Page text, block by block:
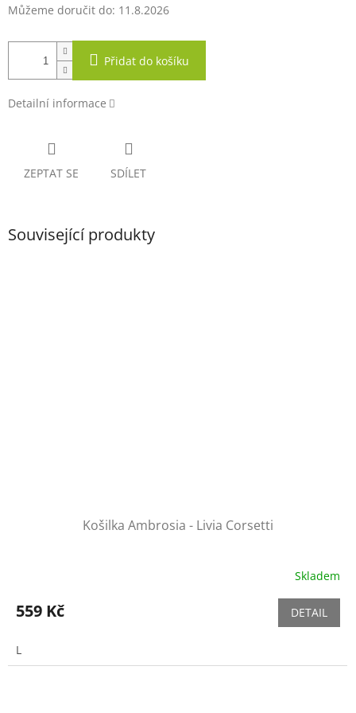
Můžeme doručit do: 11.8.2026
Přidat do košíku
Detailní informace
ZEPTAT SE SDÍLET
Související produkty
Košilka Ambrosia - Livia Corsetti
Skladem
559 Kč DETAIL
L